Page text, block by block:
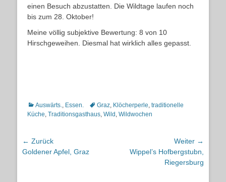
einen Besuch abzustatten. Die Wildtage laufen noch
bis zum 28. Oktober!
Meine völlig subjektive Bewertung: 8 von 10
Hirschgeweihen. Diesmal hat wirklich alles gepasst.
Kategorien
Auswärts., Essen. Schlagworte
Graz, Klöcherperle, traditionelle
Küche, Traditionsgasthaus, Wild , Wildwochen
Beitragsnavigation
← Zurück
Vorheriger
Goldener Apfel, Graz
Weiter →
NächsterWippel’s Hofbergstubn,
Riegersburg